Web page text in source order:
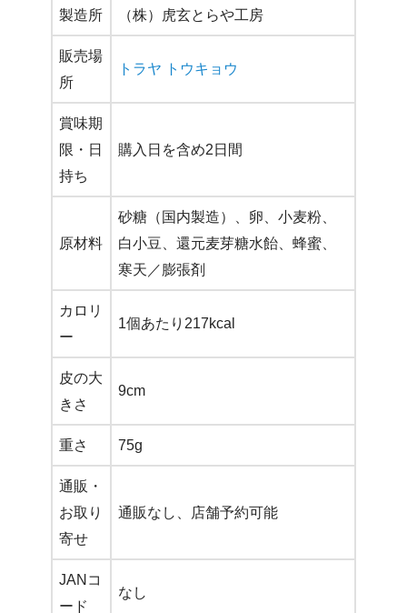
製造所 （株）虎玄とらや工房
販売場
所
トラヤ トウキョウ
賞味期
限・日
持ち
購入日を含め2日間
原材料
砂糖（国内製造）、卵、小麦粉、
白小豆、還元麦芽糖水飴、蜂蜜、
寒天／膨張剤
カロリ
ー
1個あたり217kcal
皮の大
きさ
9cm
重さ 75g
通販・
お取り
寄せ
通販なし、店舗予約可能
JANコ
ード
なし